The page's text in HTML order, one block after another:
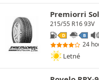
Premiorri
215/55 R16 93V
D B
24
Letné